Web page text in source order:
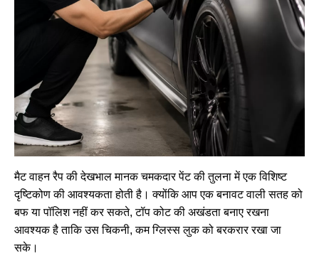
मैट वाहन रैप की देखभाल मानक चमकदार पेंट की तुलना में एक विशिष्ट
दृष्टिकोण की आवश्यकता होती है। क्योंकि आप एक बनावट वाली सतह को
बफ या पॉलिश नहीं कर सकते, टॉप कोट की अखंडता बनाए रखना
आवश्यक है ताकि उस चिकनी, कम ग्लिस्स लुक को बरकरार रखा जा
सके।